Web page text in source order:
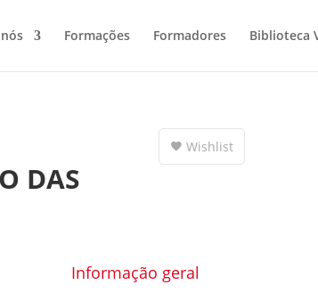
Formações Formadores Biblioteca
DAS
Wishlist
Informação geral